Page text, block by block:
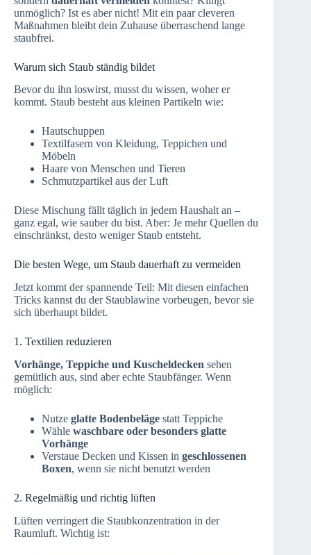
unmöglich? Ist es aber nicht! Mit ein paar cleveren
Maßnahmen bleibt dein Zuhause überraschend lange
staubfrei.
Warum sich Staub ständig bildet
Bevor du ihn loswirst, musst du wissen, woher er
kommt. Staub besteht aus kleinen Partikeln wie:
Hautschuppen
Textilfasern von Kleidung, Teppichen und
Möbeln
Haare von Menschen und Tieren
Schmutzpartikel aus der Luft
Diese Mischung fällt täglich in jedem Haushalt an –
ganz egal, wie sauber du bist. Aber: Je mehr Quellen du
einschränkst, desto weniger Staub entsteht.
Die besten Wege, um Staub dauerhaft zu vermeiden
Jetzt kommt der spannende Teil: Mit diesen einfachen
Tricks kannst du der Staublawine vorbeugen, bevor sie
sich überhaupt bildet.
1. Textilien reduzieren
Vorhänge, Teppiche und Kuscheldecken sehen
gemütlich aus, sind aber echte Staubfänger. Wenn
möglich:
Nutze glatte Bodenbeläge statt Teppiche
Wähle waschbare oder besonders glatte
Vorhänge
Verstaue Decken und Kissen in geschlossenen
Boxen, wenn sie nicht benutzt werden
2. Regelmäßig und richtig lüften
Lüften verringert die Staubkonzentration in der
Raumluft. Wichtig ist: